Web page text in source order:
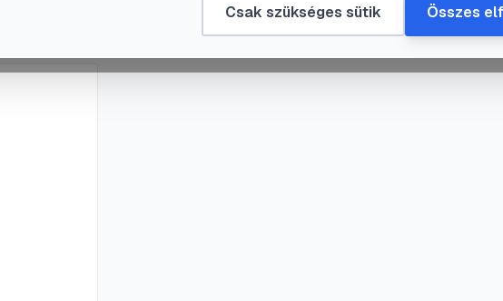
2011. szept. 10.•1perc olvasás
Csak szükséges sütik Összes